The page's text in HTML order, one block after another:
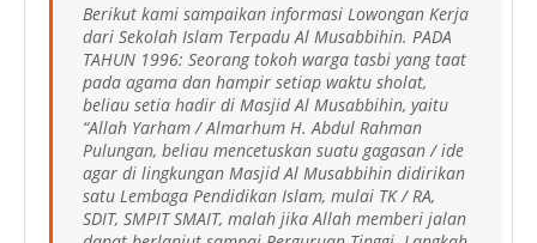
Berikut kami sampaikan informasi Lowongan Kerja
dari Sekolah Islam Terpadu Al Musabbihin. PADA
TAHUN 1996: Seorang tokoh warga tasbi yang taat
pada agama dan hampir setiap waktu sholat,
beliau setia hadir di Masjid Al Musabbihin, yaitu
“Allah Yarham / Almarhum H. Abdul Rahman
Pulungan, beliau mencetuskan suatu gagasan / ide
agar di lingkungan Masjid Al Musabbihin didirikan
satu Lembaga Pendidikan Islam, mulai TK / RA,
SDIT, SMPIT SMAIT, malah jika Allah memberi jalan